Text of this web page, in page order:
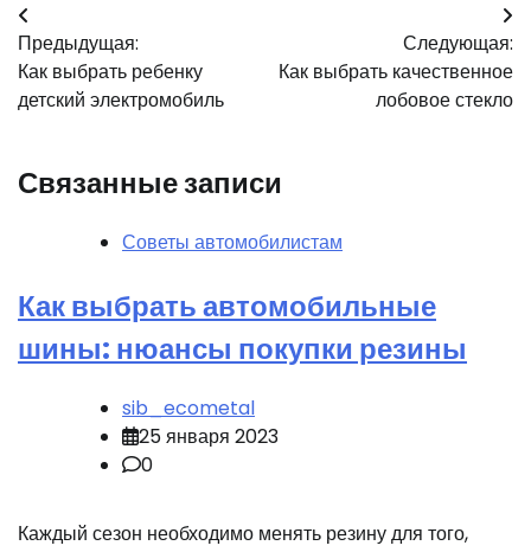
Навигация
по
записям
Предыдущая:
Как выбрать ребенку
детский электромобиль
Следующая:
Как выбрать качественное
лобовое стекло
Связанные записи
Советы автомобилистам
Как выбрать автомобильные
шины: нюансы покупки резины
sib_ecometal
25 января 2023
0
Каждый сезон необходимо менять резину для того,